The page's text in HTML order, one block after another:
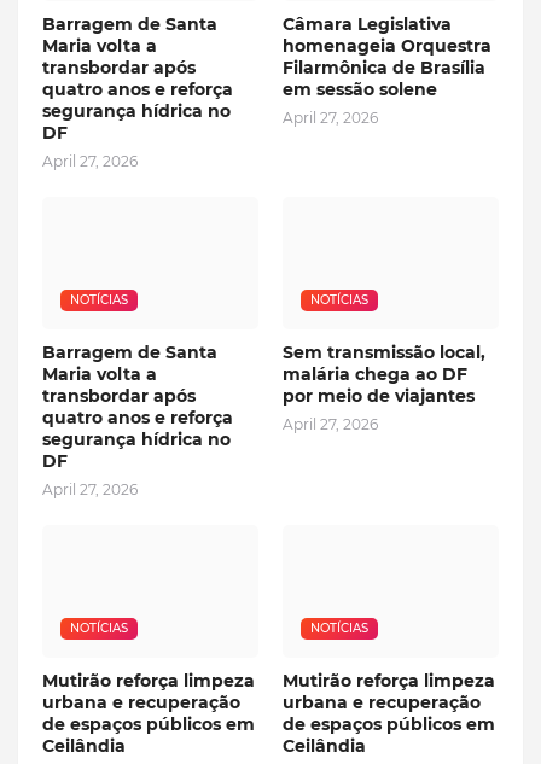
Barragem de Santa
Maria volta a
transbordar após
quatro anos e reforça
segurança hídrica no
DF
April 27, 2026
Câmara Legislativa
homenageia Orquestra
Filarmônica de Brasília
em sessão solene
April 27, 2026
NOTÍCIAS
Barragem de Santa
Maria volta a
transbordar após
quatro anos e reforça
segurança hídrica no
DF
April 27, 2026
NOTÍCIAS
Sem transmissão local,
malária chega ao DF
por meio de viajantes
April 27, 2026
NOTÍCIAS
Mutirão reforça limpeza
urbana e recuperação
de espaços públicos em
Ceilândia
NOTÍCIAS
Mutirão reforça limpeza
urbana e recuperação
de espaços públicos em
Ceilândia